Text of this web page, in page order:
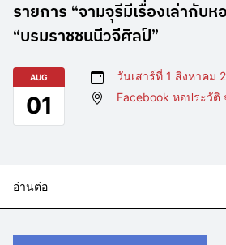
รายการ “จามจุรีมีเรื่องเล่ากับ
“บรมราชชนนีวจีศิลป์”
AUG
01
วันเสาร์ที่ 1 สิงหาคม
Facebook หอประวัติ
อ่านต่อ